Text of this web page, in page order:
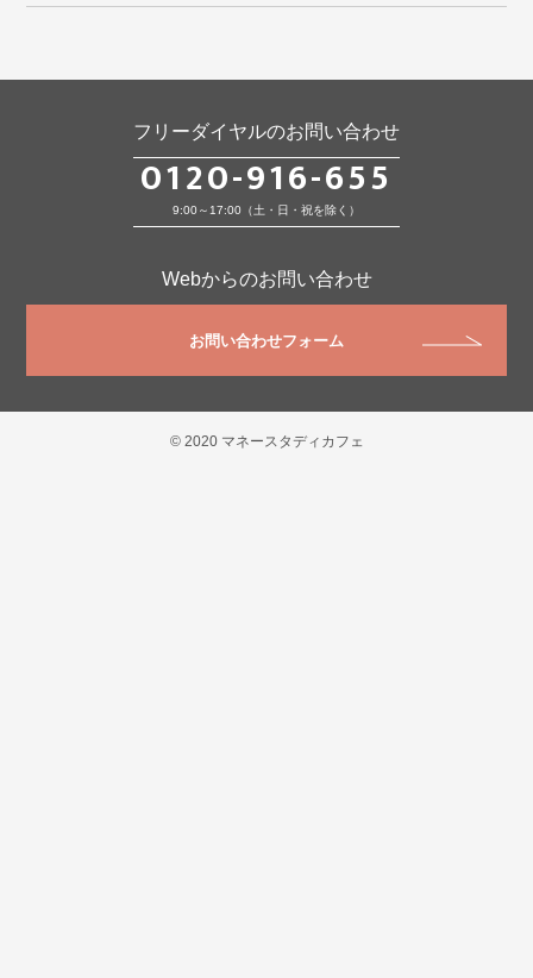
フリーダイヤルのお問い合わせ
0120-916-655
9:00～17:00（土・日・祝を除く）
Webからのお問い合わせ
お問い合わせフォーム
© 2020 マネースタディカフェ